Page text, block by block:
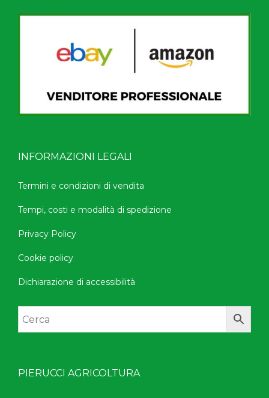
INFORMAZIONI LEGALI
Termini e condizioni di vendita
Tempi, costi e modalità di spedizione
Privacy Policy
Cookie policy
Dichiarazione di accessibilità
PIERUCCI AGRICOLTURA